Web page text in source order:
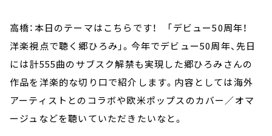
高橋：本日のテーマはこちらです！ 「デビュー50周年！
洋楽視点で聴く郷ひろみ」。今年でデビュー50周年、先日
には計555曲のサブスク解禁も実現した郷ひろみさんの
作品を洋楽的な切り口で紹介します。内容としては海外
アーティストとのコラボや欧米ポップスのカバー／オマ
ージュなどを聴いていただきたいなと。